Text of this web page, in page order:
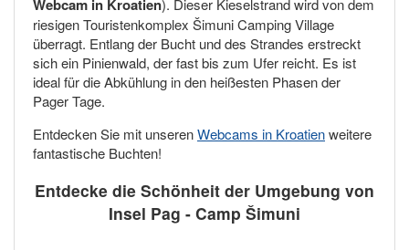
Webcam in Kroatien). Dieser Kieselstrand wird von dem
riesigen Touristenkomplex Šimuni Camping Village
überragt. Entlang der Bucht und des Strandes erstreckt
sich ein Pinienwald, der fast bis zum Ufer reicht. Es ist
ideal für die Abkühlung in den heißesten Phasen der
Pager Tage.
Entdecken Sie mit unserenWebcams in Kroatienweitere
fantastische Buchten!
Entdecke die Schönheit der Umgebung von
Insel Pag - Camp Šimuni